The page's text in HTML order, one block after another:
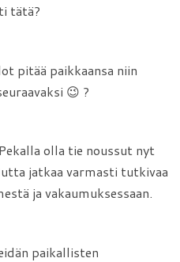
tätä?
pitää paikkaansa niin
😉 ?
olla tie noussut nyt
jatkaa varmasti tutkivaa
ja vakaumuksessaan.
paikallisten